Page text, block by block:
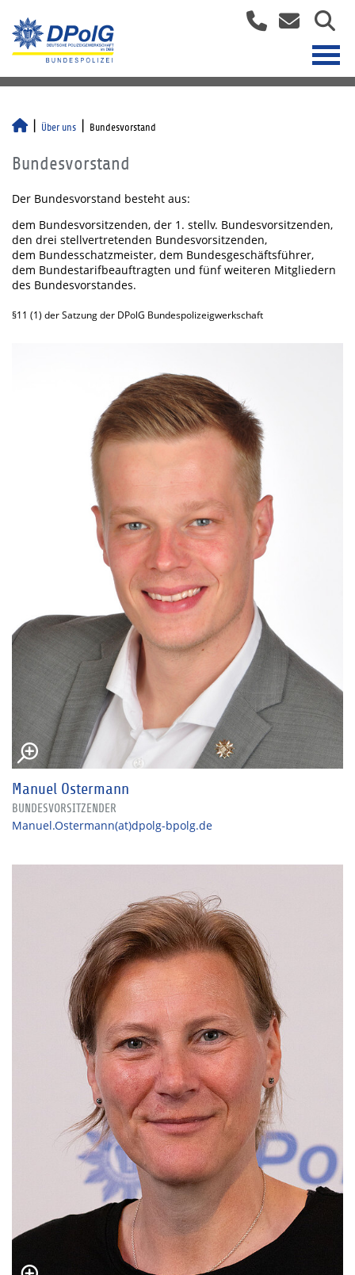
Über uns Bundesvorstand
Bundesvorstand
Der Bundesvorstand besteht aus:
dem Bundesvorsitzenden, der 1. stellv. Bundesvorsitzenden,
den drei stellvertretenden Bundesvorsitzenden,
dem Bundesschatzmeister, dem Bundesgeschäftsführer,
dem Bundestarifbeauftragten und fünf weiteren Mitgliedern
des Bundesvorstandes.
§11 (1) der Satzung der DPolG Bundespolizeigwerkschaft
Manuel Ostermann
BUNDESVORSITZENDER
Manuel.Ostermann(at)dpolg-bpolg.de